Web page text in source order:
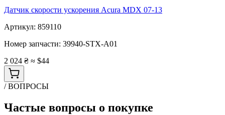
Датчик скорости ускорения Acura MDX 07-13
Артикул: 859110
Номер запчасти: 39940-STX-A01
2 024 ₴ ≈ $44
/ ВОПРОСЫ
Частые вопросы о покупке